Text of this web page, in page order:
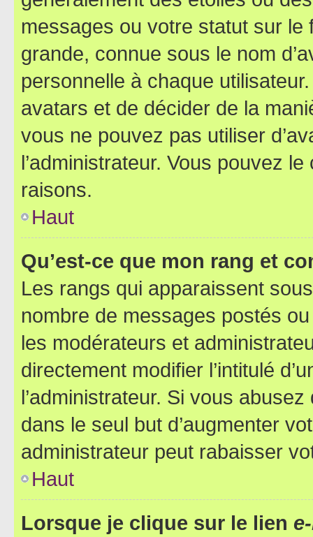
messages ou votre statut sur
grande, connue sous le nom
personnelle à chaque utilisateur.
avatars et de décider de la
vous ne pouvez pas utiliser
l’administrateur. Vous pouvez
raisons.
Haut
Qu’est-ce que mon rang et
Les rangs qui apparaissent
nombre de messages postés
les modérateurs et
directement modifier l’intitulé
l’administrateur. Si vous
dans le seul but d’augmenter
administrateur peut rabaisser
Haut
Lorsque je clique sur le lien